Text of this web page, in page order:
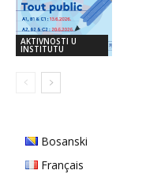
AKTIVNOSTI U
INSTITUTU
Bosanski
Français